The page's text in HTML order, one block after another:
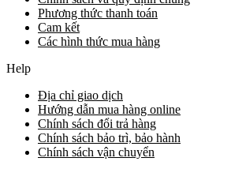
Phương thức thanh toán
Cam kết
Các hình thức mua hàng
Help
Địa chỉ giao dịch
Hướng dẫn mua hàng online
Chính sách đổi trả hàng
Chính sách bảo trì, bảo hành
Chính sách vận chuyển